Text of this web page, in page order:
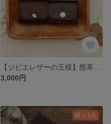
3,000円
残り1点